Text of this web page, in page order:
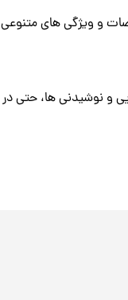
از مشخصات و ویژگی‌ های متنوعی
و نوشیدنی‌ ها، حتی در